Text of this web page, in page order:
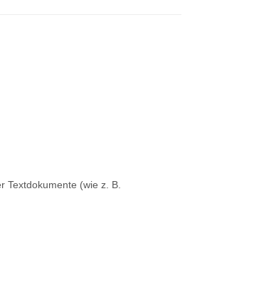
(wie z. B.